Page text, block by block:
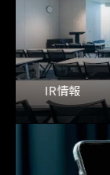
IR情報